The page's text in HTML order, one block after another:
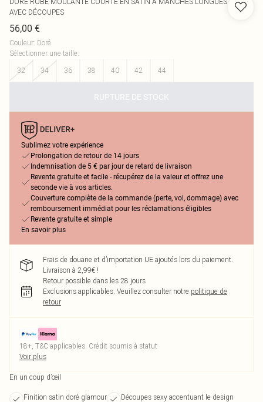
AVEC DÉCOUPES
56,00 €
Couleur: Doré
Sélectionner une taille:
32
34 36 38 40 42 44
RUPTURE DE STOCK
Sublimez votre expérience
Prolongation de retour de 14 jours
Indemnisation de 5 € par jour de retard de livraison
Revente gratuite et facile - récupérez de la valeur et offrez une
seconde vie à vos articles.
Couverture complète de la commande (perte, vol, dommage) avec
remboursement immédiat pour les réclamations éligibles
Revente gratuite et simple
En savoir plus
Frais de douane et d’importation UE ajoutés lors du paiement.
Livraison à 2,99€ !
Retour possible dans les 28 jours
Exclusions applicables. Veuillez consulter notre politique de
retour
18+, T&C applicables. Crédit soumis à statut
Voir plus
En un coup d’œil
Finition satin doré glamour
Découpes sexy accentuant le design